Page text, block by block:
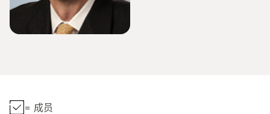
= 成员